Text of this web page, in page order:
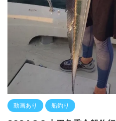
動画あり 船釣り